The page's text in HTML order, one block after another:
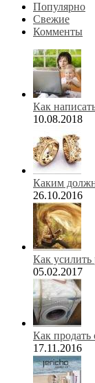
Популярно
Свежие
Комменты
Как
10.08.2018
Каким
26.10.2016
Как усилить
05.02.2017
Как продать
17.11.2016